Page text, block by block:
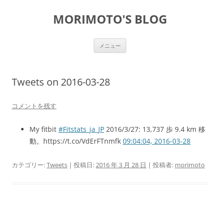
MORIMOTO'S BLOG
メニュー
Tweets on 2016-03-28
コメントを残す
My fitbit #Fitstats_ja_JP 2016/3/27: 13,737 歩 9.4 km 移
動。https://t.co/VdErFTnmfk 09:04:04, 2016-03-28
カテゴリー:Tweets | 投稿日:2016 年 3 月 28 日 | 投稿者: morimoto